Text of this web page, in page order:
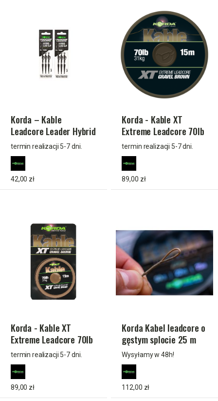
Korda – Kable
Leadcore Leader Hybrid
Lead Clip Gravel 50 cm
termin realizacji 5-7 dni.
42,00 zł
Korda - Kable XT
Extreme Leadcore 70lb
15m Zielony
termin realizacji 5-7 dni.
89,00 zł
Korda - Kable XT
Extreme Leadcore 70lb
15m Brązowy
termin realizacji 5-7 dni.
89,00 zł
Korda Kabel leadcore o
gęstym splocie 25 m
Kamo
Wysyłamy w 48h!
112,00 zł